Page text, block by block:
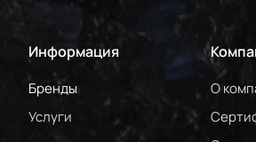
Информация
Бренды
Услуги
О